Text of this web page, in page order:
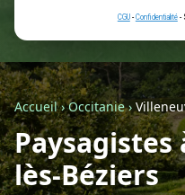
CGU-
Accueil›Occitanie›
Paysagistes
lès-Béziers